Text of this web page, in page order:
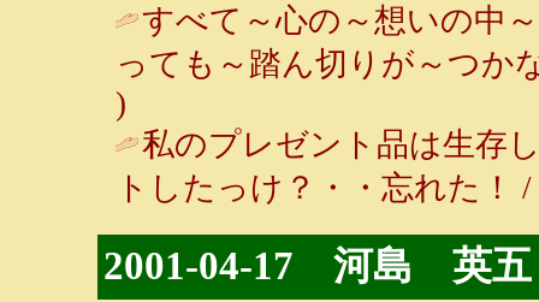
すべて～心の～想いの中
っても～踏ん切りが～つか
)
私のプレゼント品は生存
トしたっけ？・・忘れた！
2001-04-17 河島 英五